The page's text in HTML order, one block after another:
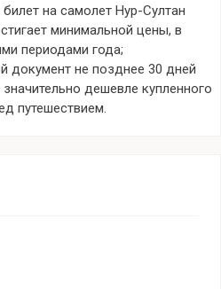
билет на самолет Нур-Султан
минимальной цены, в
периодами года;
документ не позднее 30 дней
дешевле купленного
путешествием.